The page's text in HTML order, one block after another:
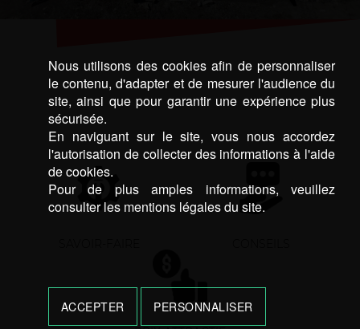
Nous utilisons des cookies afin de personnaliser
le contenu, d'adapter et de mesurer l'audience du
site, ainsi que pour garantir une expérience plus
sécurisée.
En naviguant sur le site, vous nous accordez
l'autorisation de collecter des informations à l'aide
de cookies.
Pour de plus amples informations, veuillez
consulter les mentions légales du site.
ACCEPTER PERSONNALISER